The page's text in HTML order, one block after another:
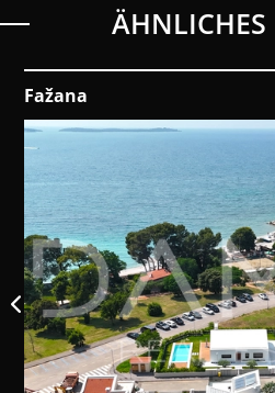
ÄHNLICHES
Fažana